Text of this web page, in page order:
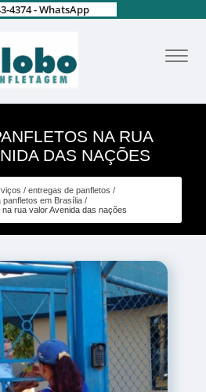
4374 - WhatsApp
NA RUA
DAS NAÇÕES
entregas de panfletos
panfletos em Brasília
rua valor Avenida das nações